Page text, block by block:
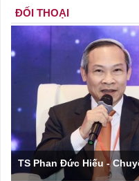
ĐỐI THOẠI
TS Phan Đức Hiếu -